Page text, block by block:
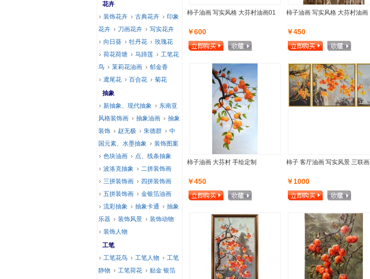
柿子油画 写实风格 大芬村油画01
￥600
柿子油画 写实风格 大芬村油画
￥450
柿子油画 大芬村 手绘定制
￥450
柿子 客厅油画 写实风景 三联画
￥1000
花卉
装饰花卉
古典花卉
印象
花卉
刀画花卉
写实花卉
向日葵
牡丹花
玫瑰花
荷花荷塘
马蹄莲
工笔花
鸟
茉莉花油画
郁金香
鸢尾花
百合花
菊花
抽象
新抽象、现代抽象
东南亚
风格装饰画
抽象油画
抽象
装饰
赵无极 朱德群
中
国元素、水墨抽象
装饰图案
色块油画
点、线条抽象
波洛克抽象
二拼装饰画
三拼装饰画
四拼装饰画
五拼装饰画
金银箔油画
流彩抽象
抽象卡通
抽象
乐器
装饰风景
装饰动物
装饰人物
工笔
工笔花鸟
工笔人物
工笔
静物
工笔荷花
贴金 银箔